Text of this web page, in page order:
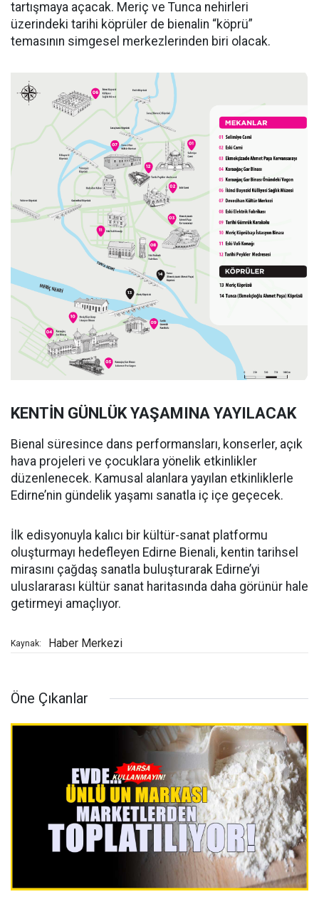
tartışmaya açacak. Meriç ve Tunca nehirleri
üzerindeki tarihi köprüler de bienalin “köprü”
temasının simgesel merkezlerinden biri olacak.
KENTİN GÜNLÜK YAŞAMINA YAYILACAK
Bienal süresince dans performansları, konserler, açık
hava projeleri ve çocuklara yönelik etkinlikler
düzenlenecek. Kamusal alanlara yayılan etkinliklerle
Edirne’nin gündelik yaşamı sanatla iç içe geçecek.
İlk edisyonuyla kalıcı bir kültür-sanat platformu
oluşturmayı hedefleyen Edirne Bienali, kentin tarihsel
mirasını çağdaş sanatla buluşturarak Edirne’yi
uluslararası kültür sanat haritasında daha görünür hale
getirmeyi amaçlıyor.
Kaynak: Haber Merkezi
Öne Çıkanlar